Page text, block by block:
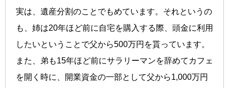
実は、遺産分割のことでもめています。それというの
も、姉は20年ほど前に自宅を購入する際、頭金に利用
したいということで父から500万円を貰っています。
また、弟も15年ほど前にサラリーマンを辞めてカフェ
を開く時に、開業資金の一部として父から1,000万円